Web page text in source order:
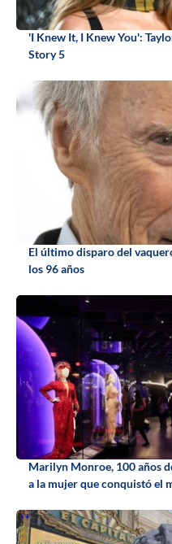
'I Knew It, I Knew You':
Story 5
El último disparo del
los 96 años
Marilyn Monroe, 100 años
a la mujer que conquistó el